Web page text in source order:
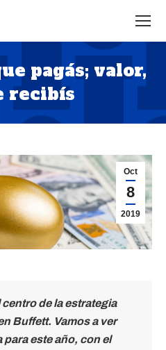
pagás; valor,
recibís
Estás aquí:
Oct
8
2019
de la estrategia
Buffett. Vamos a ver
este año, con el